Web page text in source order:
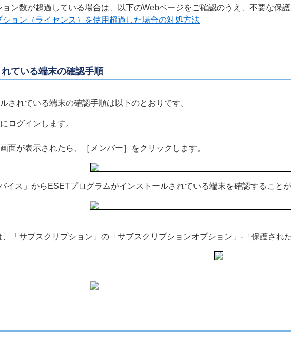
ン数が超過している場合は、以下のWebページをご確認のうえ、不要な保護
ョン（ライセンス）を使用超過した場合の対処方法
ている端末の確認手順
されている端末の確認手順は以下のとおりです。
にログインします。
面が表示されたら、［メンバー］をクリックします。
イス」からESETプログラムがインストールされている端末を確認することが
「サブスクリプション」の「サブスクリプションオプション」-「保護され